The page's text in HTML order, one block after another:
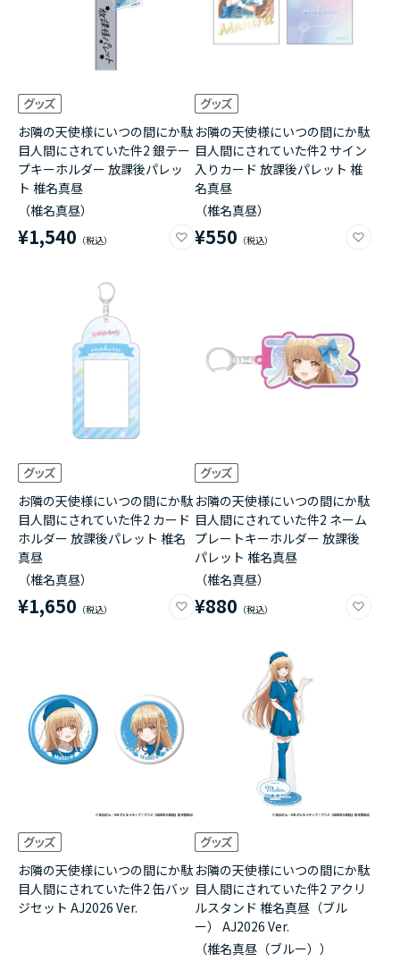
お隣の天使様にいつの間にか駄
目人間にされていた件2 銀テー
プキーホルダー 放課後パレッ
ト 椎名真昼
（椎名真昼）
¥1,540
お隣の天使様にいつの間にか駄
目人間にされていた件2 サイン
入りカード 放課後パレット 椎
名真昼
（椎名真昼）
¥550
お隣の天使様にいつの間にか駄
目人間にされていた件2 カード
ホルダー 放課後パレット 椎名
真昼
（椎名真昼）
¥1,650
お隣の天使様にいつの間にか駄
目人間にされていた件2 ネーム
プレートキーホルダー 放課後
パレット 椎名真昼
（椎名真昼）
¥880
お隣の天使様にいつの間にか駄
目人間にされていた件2 缶バッ
ジセット AJ2026 Ver.
お隣の天使様にいつの間にか駄
目人間にされていた件2 アクリ
ルスタンド 椎名真昼（ブル
ー） AJ2026 Ver.
（椎名真昼（ブルー））